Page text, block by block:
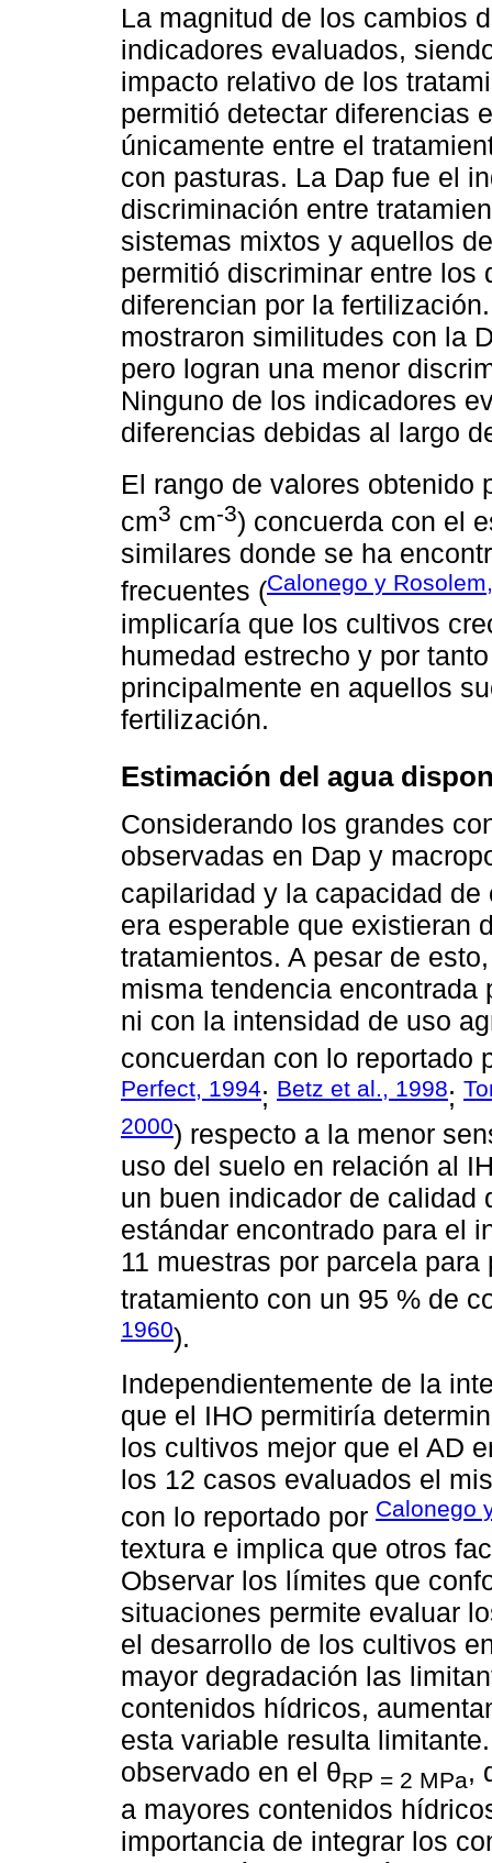
La magnitud de los cambios
indicadores evaluados,
impacto relativo de los
permitió detectar diferencias
únicamente entre el
con pasturas. La Dap fue el
discriminación entre
sistemas mixtos y aquellos
permitió discriminar entre los
diferencian por la
mostraron similitudes con la
pero logran una menor
Ninguno de los indicadores
diferencias debidas al largo
El rango de valores obtenido
cm3 cm-3) concuerda con el
similares donde se ha
frecuentes (Calonego y
implicaría que los cultivos
humedad estrecho y por
principalmente en aquellos
fertilización.
Estimación del agua
Considerando los grandes
observadas en Dap y
capilaridad y la capacidad de
era esperable que existieran
tratamientos. A pesar de
misma tendencia
ni con la intensidad de uso
concuerdan con lo reportado
Perfect, 1994; Betz et al., 1998;
2000) respecto a la menor
uso del suelo en relación al
un buen indicador de calidad
estándar encontrado para el
11 muestras por parcela
tratamiento con un 95 % de
1960).
Independientemente de la
que el IHO permitiría
los cultivos mejor que el AD
los 12 casos evaluados el
con lo reportado por Calonego
textura e implica que otros
Observar los límites que
situaciones permite evaluar
el desarrollo de los cultivos
mayor degradación las
contenidos hídricos,
esta variable resulta
observado en el θRP = 2 MPa,
a mayores contenidos
importancia de integrar los